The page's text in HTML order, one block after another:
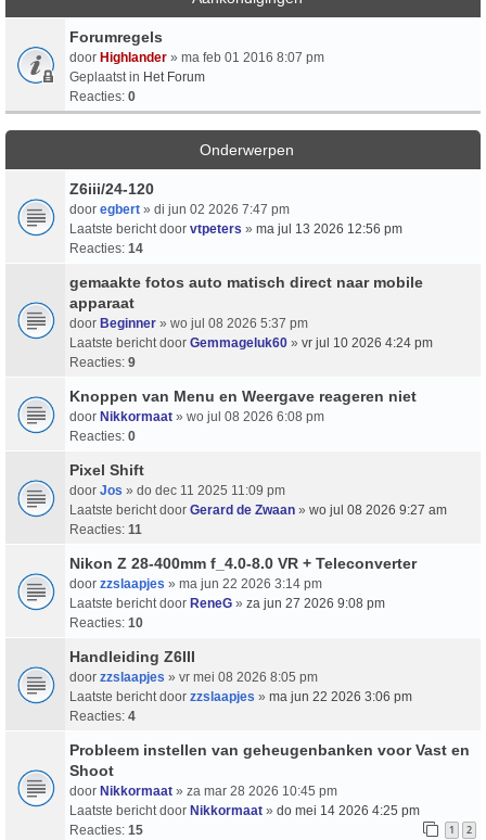
Forumregels
door Highlander » ma feb 01 2016 8:07 pm
Geplaatst in Het Forum
Reacties: 0
Onderwerpen
Z6iii/24-120
door egbert » di jun 02 2026 7:47 pm
Laatste bericht door vtpeters » ma jul 13 2026 12:56 pm
Reacties: 14
gemaakte fotos auto matisch direct naar mobile
apparaat
door Beginner » wo jul 08 2026 5:37 pm
Laatste bericht door Gemmageluk60 » vr jul 10 2026 4:24 pm
Reacties: 9
Knoppen van Menu en Weergave reageren niet
door Nikkormaat » wo jul 08 2026 6:08 pm
Reacties: 0
Pixel Shift
door Jos » do dec 11 2025 11:09 pm
Laatste bericht door Gerard de Zwaan » wo jul 08 2026 9:27 am
Reacties: 11
Nikon Z 28-400mm f_4.0-8.0 VR + Teleconverter
door zzslaapjes » ma jun 22 2026 3:14 pm
Laatste bericht door ReneG » za jun 27 2026 9:08 pm
Reacties: 10
Handleiding Z6III
door zzslaapjes » vr mei 08 2026 8:05 pm
Laatste bericht door zzslaapjes » ma jun 22 2026 3:06 pm
Reacties: 4
Probleem instellen van geheugenbanken voor Vast en
Shoot
door Nikkormaat » za mar 28 2026 10:45 pm
Laatste bericht door Nikkormaat » do mei 14 2026 4:25 pm
Reacties: 15 1 2